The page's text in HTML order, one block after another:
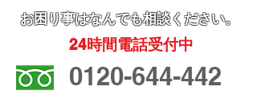
お困り事はなんでも相談ください。
24時間電話受付中
0120-644-442